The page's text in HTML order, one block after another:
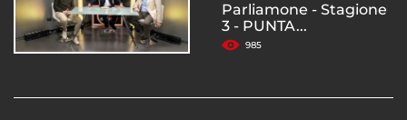
Parliamone - Stagione
3 - PUNTA...
985